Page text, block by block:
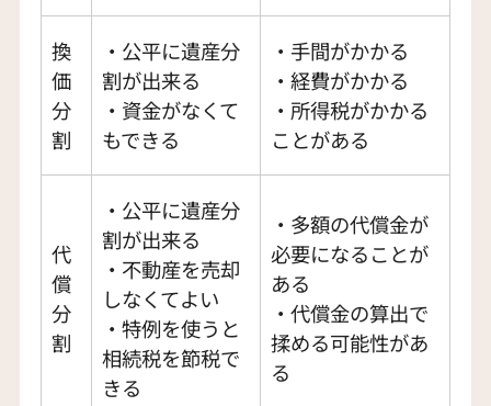
換
価
分
割
・公平に遺産分
割が出来る
・資金がなくて
もできる
・手間がかかる
・経費がかかる
・所得税がかかる
ことがある
代
償
分
割
・公平に遺産分
割が出来る
・不動産を売却
しなくてよい
・特例を使うと
相続税を節税で
きる
・多額の代償金が
必要になることが
ある
・代償金の算出で
揉める可能性があ
る